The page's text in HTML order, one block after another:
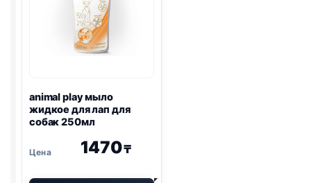
спрей
(цитрус)
500мл
animal play мыло
жидкое для лап для
собак 250мл
1470₸